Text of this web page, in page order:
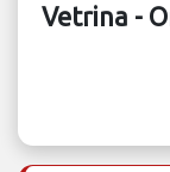
Vetrina -